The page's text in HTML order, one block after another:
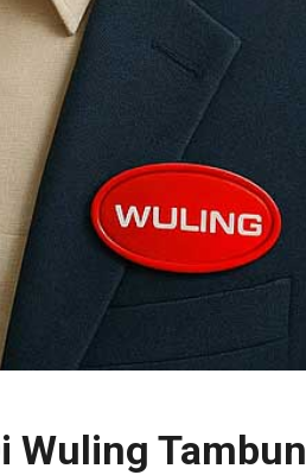
Wuling Tambun